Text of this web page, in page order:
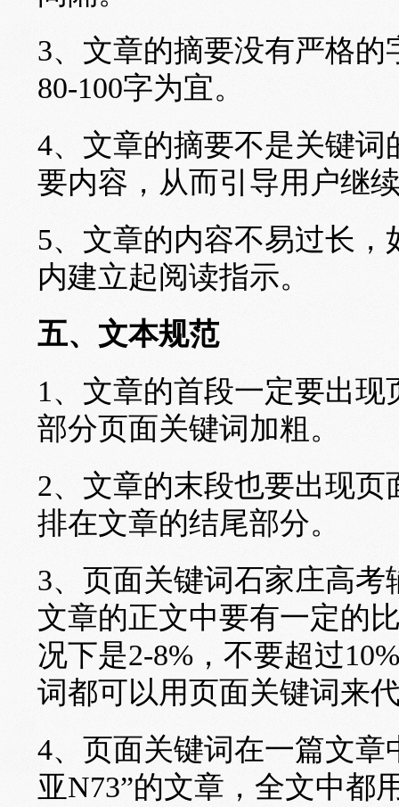
3、文章的摘要没有严格
80-100字为宜。
4、文章的摘要不是关键
要内容，从而引导用户继
5、文章的内容不易过长
内建立起阅读指示。
五、文本规范
1、文章的首段一定要出
部分页面关键词加粗。
2、文章的末段也要出现
排在文章的结尾部分。
3、页面关键词石家庄高考
文章的正文中要有一定的
况下是2-8%，不要超过
词都可以用页面关键词来
4、页面关键词在一篇文
亚N73”的文章，全文中都